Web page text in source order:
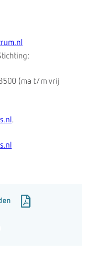
(ma t/m vrij
.